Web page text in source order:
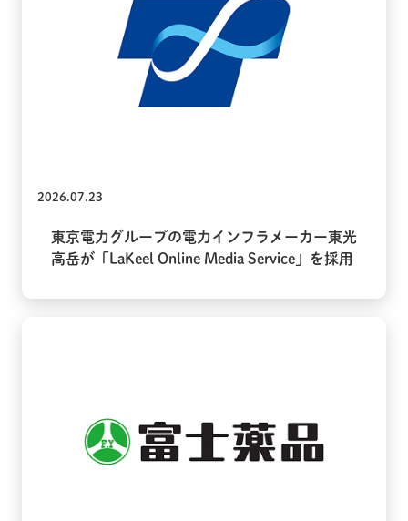
2026.07.23
東京電力グループの電力インフラメーカー東光
高岳が「LaKeel Online Media Service」を採用